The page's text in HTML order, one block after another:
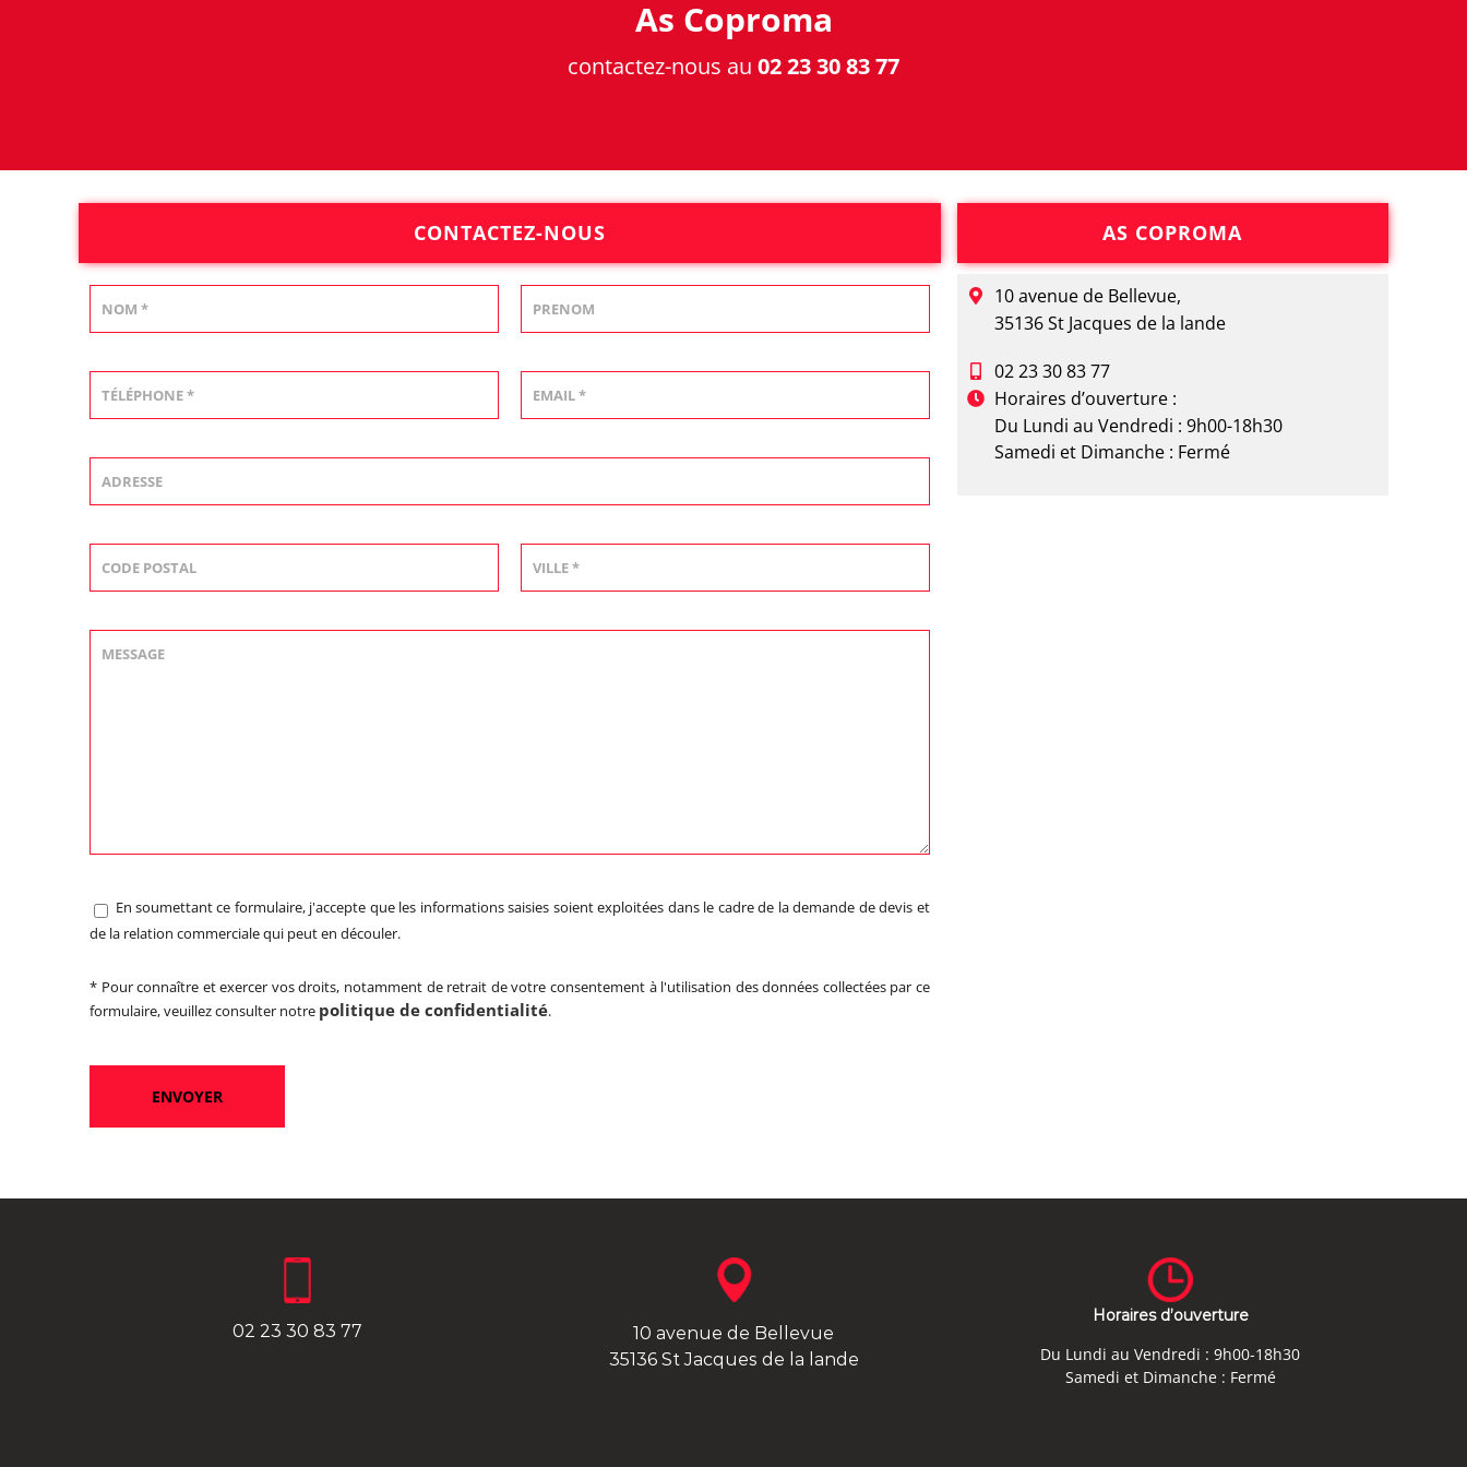
As Coproma
contactez-nous au 02 23 30 83 77
CONTACTEZ-NOUS
En soumettant ce formulaire, j'accepte que les informations saisies soient exploitées dans le cadre de la demande de devis et
de la relation commerciale qui peut en découler.
* Pour connaître et exercer vos droits, notamment de retrait de votre consentement à l'utilisation des données collectées par ce
formulaire, veuillez consulter notre politique de confidentialité.
AS COPROMA
10 avenue de Bellevue,
35136 St Jacques de la lande
02 23 30 83 77
Horaires d’ouverture :
Du Lundi au Vendredi : 9h00-18h30
Samedi et Dimanche : Fermé
02 23 30 83 77
10 avenue de Bellevue
35136 St Jacques de la lande
Horaires d’ouverture
Du Lundi au Vendredi : 9h00-18h30
Samedi et Dimanche : Fermé